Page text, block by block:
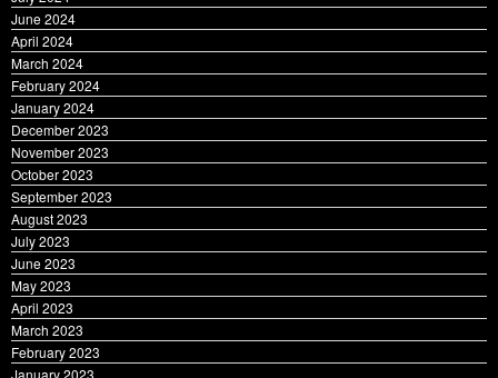
July 2024
June 2024
April 2024
March 2024
February 2024
January 2024
December 2023
November 2023
October 2023
September 2023
August 2023
July 2023
June 2023
May 2023
April 2023
March 2023
February 2023